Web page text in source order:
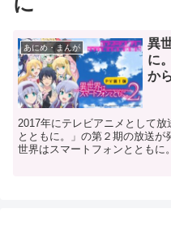
あにめ・まんが
異
に
か
2017年にテレビアニメとして
とともに。」の第２期の放送
世界はスマートフォンとともに
あとに「２」が付くと少し違